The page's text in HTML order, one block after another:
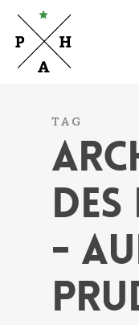
main
content
TAG
-